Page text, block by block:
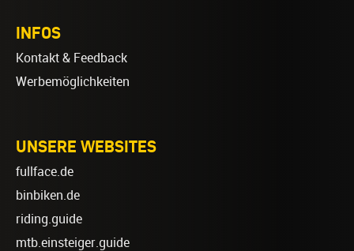
INFOS
Kontakt & Feedback
Werbemöglichkeiten
UNSERE WEBSITES
fullface.de
binbiken.de
riding.guide
mtb.einsteiger.guide